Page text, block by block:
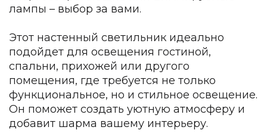
Сантехника и инженерия
Дизайнерские ванны
Подбор, производство и комплектация по вашему
Отделка и ремонт
Стены
Акустические панели
Стеновые декоративные панели
лампы – выбор за вами.
Этот настенный светильник идеально
подойдет для освещения гостиной,
спальни, прихожей или другого
помещения, где требуется не только
функциональное, но и стильное освещение.
Он поможет создать уютную атмосферу и
добавит шарма вашему интерьеру.